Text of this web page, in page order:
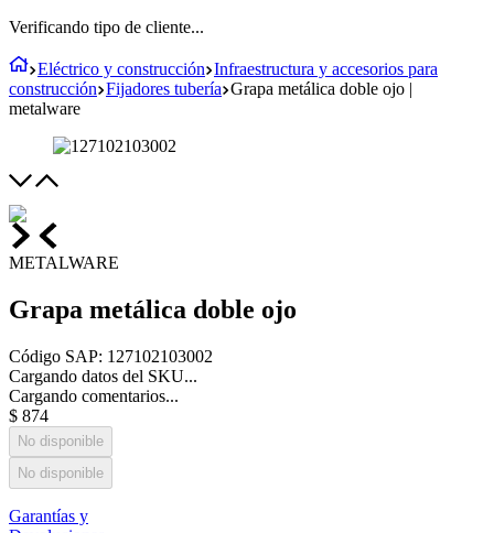
Verificando tipo de cliente...
Eléctrico y construcción Infraestructura y accesorios para
construcción Fijadores tubería Grapa metálica doble ojo |
metalware
METALWARE
Grapa metálica doble ojo
Código SAP: 127102103002
Cargando datos del SKU...
Cargando comentarios...
$ 874
No disponible
No disponible
Garantías y